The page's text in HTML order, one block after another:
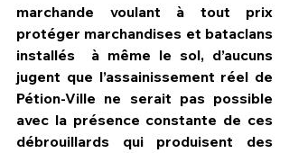
marchande voulant à tout prix
protéger marchandises et bataclans
installés  à même le sol, d’aucuns
jugent que l’assainissement réel de
Pétion-Ville ne serait pas possible
avec la présence constante de ces
débrouillards qui produisent des